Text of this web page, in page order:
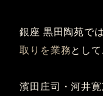
銀座 黒田陶苑では
取りを業務として
濱田庄司・河井